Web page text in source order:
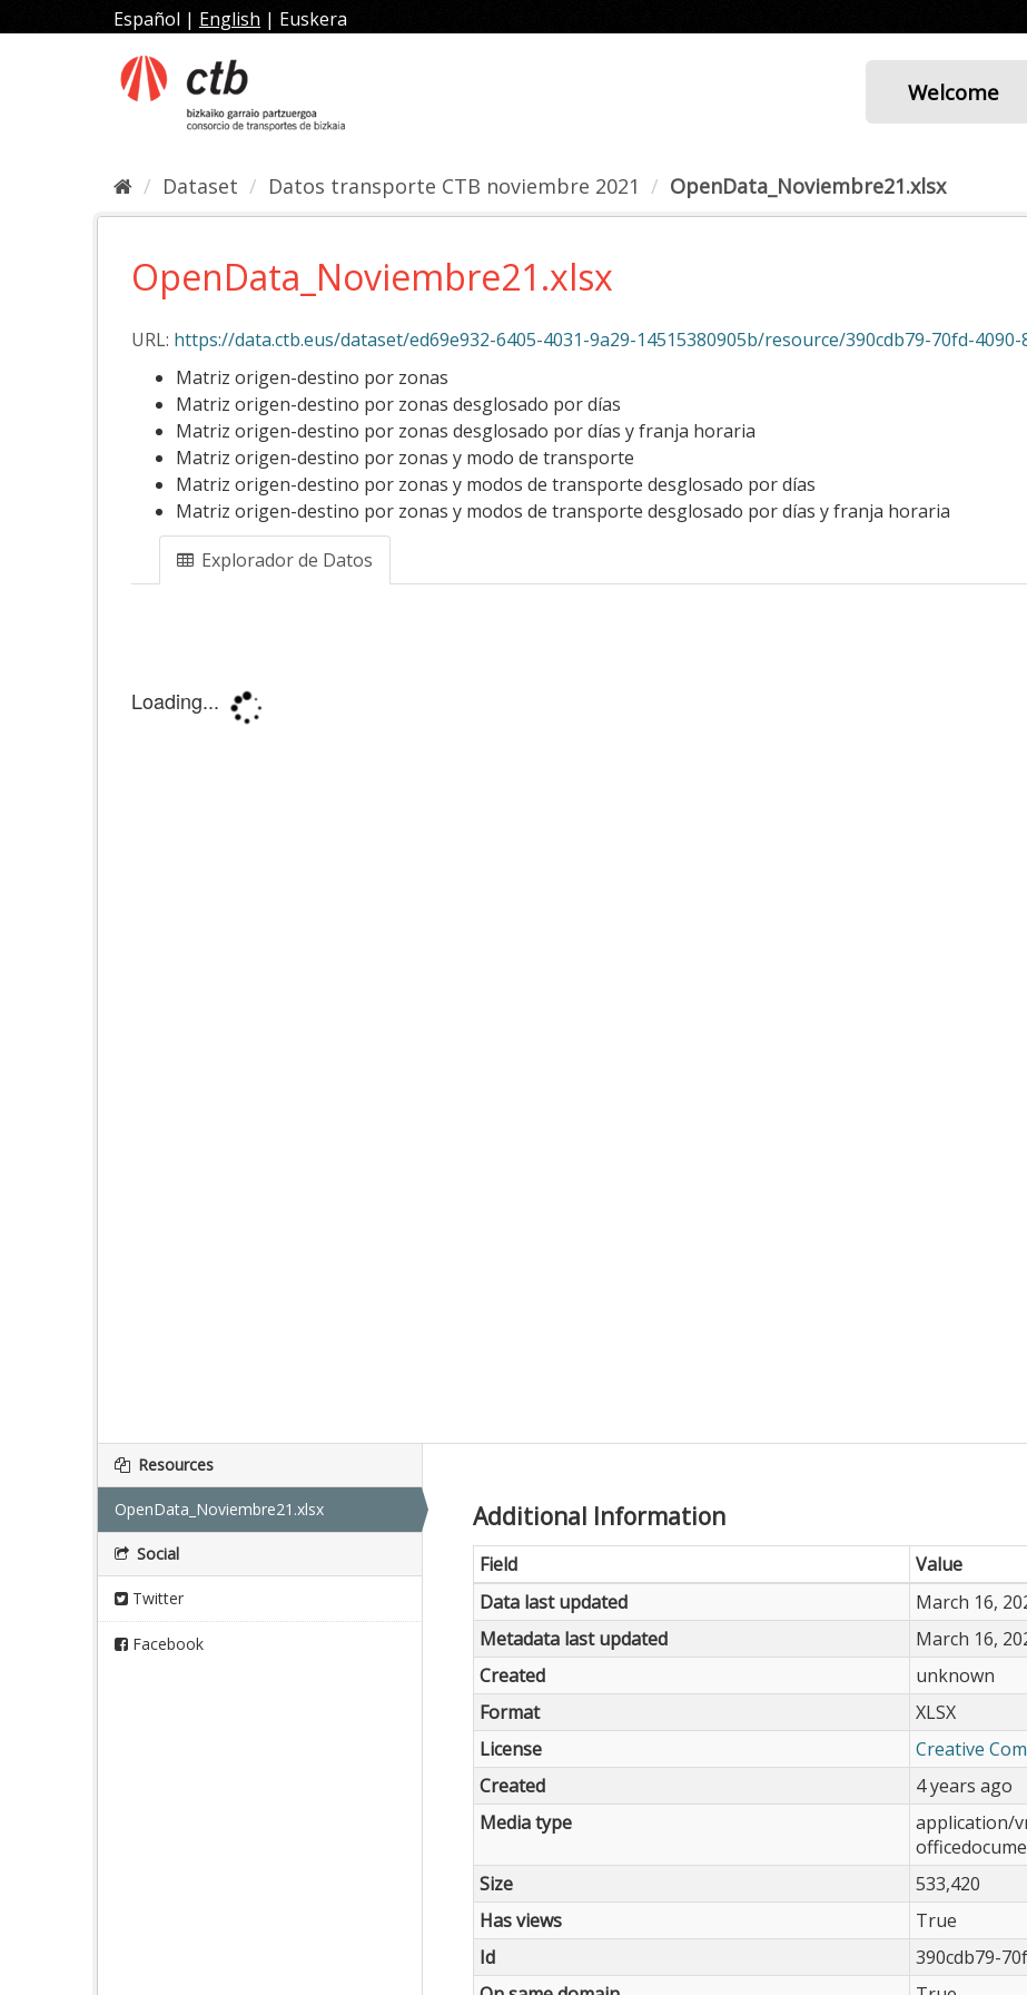
to
Español | English | Euskera
Welcome
Dataset Datos transporte CTB noviembre 2021 OpenData_Noviembre21.xlsx
OpenData_Noviembre21.xlsx
URL: https://data.ctb.eus/dataset/ed69e932-6405-4031-9a29-14515380905b/resource/390cdb79-70fd-4090-807f-
Matriz origen-destino por zonas
Matriz origen-destino por zonas desglosado por días
Matriz origen-destino por zonas desglosado por días y franja horaria
Matriz origen-destino por zonas y modo de transporte
Matriz origen-destino por zonas y modos de transporte desglosado por días
Matriz origen-destino por zonas y modos de transporte desglosado por días y franja horaria
Explorador de Datos
Resources
OpenData_Noviembre21.xlsx
Social
Twitter
Facebook
Additional Information
Field
Value
Data last updated
March 16,
Metadata last updated
March 16,
Created
unknown
Format
XLSX
License
Creative
Created
4 years ago
Media type
application/
Size
533,420
Has views
True
Id
390cdb79-